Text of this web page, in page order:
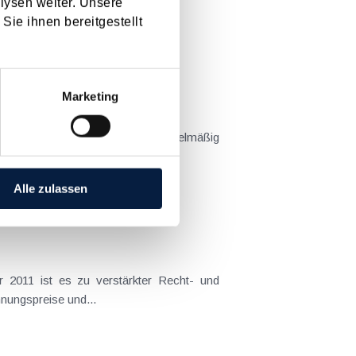
Sie ihnen bereitgestellt
Marketing
Alle zulassen
dies...
zu verstärkter Recht- und
Planungssicherheit für (noch nicht verwirklichte) Steuergestaltungen in den Bereichen Umgründungen , Verrechnungspreise und...